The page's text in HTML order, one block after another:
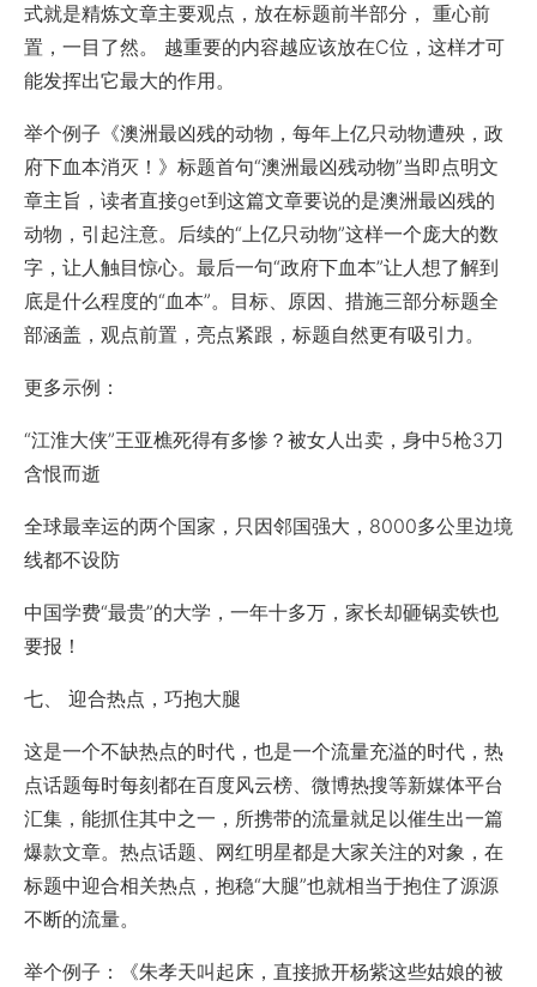
式就是精炼文章主要观点，放在标题前半部分， 重心前
置，一目了然。 越重要的内容越应该放在C位，这样才可
能发挥出它最大的作用。
举个例子《澳洲最凶残的动物，每年上亿只动物遭殃，政
府下血本消灭！》标题首句“澳洲最凶残动物”当即点明文
章主旨，读者直接get到这篇文章要说的是澳洲最凶残的
动物，引起注意。后续的“上亿只动物”这样一个庞大的数
字，让人触目惊心。最后一句“政府下血本”让人想了解到
底是什么程度的“血本”。目标、原因、措施三部分标题全
部涵盖，观点前置，亮点紧跟，标题自然更有吸引力。
更多示例：
“江淮大侠”王亚樵死得有多惨？被女人出卖，身中5枪3刀
含恨而逝
全球最幸运的两个国家，只因邻国强大，8000多公里边境
线都不设防
中国学费“最贵”的大学，一年十多万，家长却砸锅卖铁也
要报！
七、 迎合热点，巧抱大腿
这是一个不缺热点的时代，也是一个流量充溢的时代，热
点话题每时每刻都在百度风云榜、微博热搜等新媒体平台
汇集，能抓住其中之一，所携带的流量就足以催生出一篇
爆款文章。热点话题、网红明星都是大家关注的对象，在
标题中迎合相关热点，抱稳“大腿”也就相当于抱住了源源
不断的流量。
举个例子：《朱孝天叫起床，直接掀开杨紫这些姑娘的被